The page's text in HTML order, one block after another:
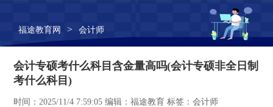
福途教育网 > 会计师
会计专硕考什么科目含金量高吗(会计专硕非全日制
考什么科目)
时间：2025/11/4 7:59:05 编辑：福途教育 标签：会计师